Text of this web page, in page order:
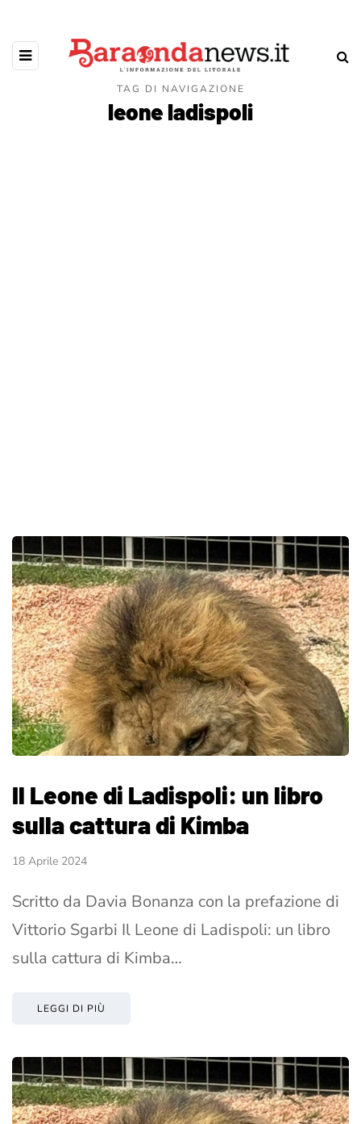
TAG DI NAVIGAZIONE
leone ladispoli
Il Leone di Ladispoli: un libro
sulla cattura di Kimba
18 Aprile 2024
Scritto da Davia Bonanza con la prefazione di
Vittorio Sgarbi Il Leone di Ladispoli: un libro
sulla cattura di Kimba…
LEGGI DI PIÙ